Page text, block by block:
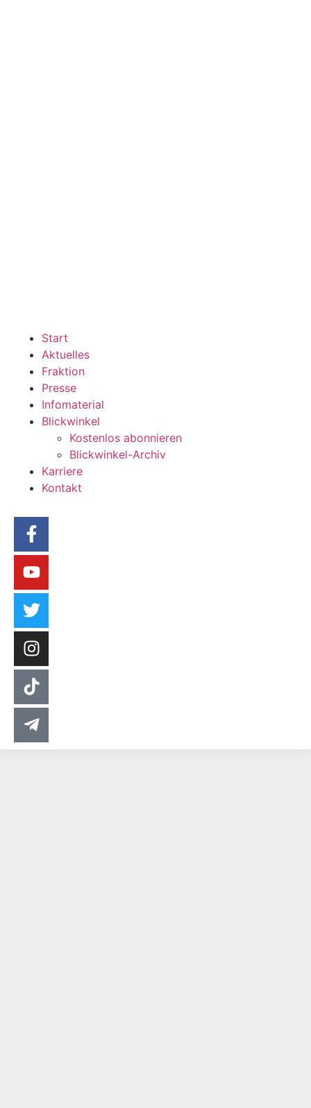
Start
Aktuelles
Fraktion
Presse
Infomaterial
Blickwinkel
Kostenlos abonnieren
Blickwinkel-Archiv
Karriere
Kontakt